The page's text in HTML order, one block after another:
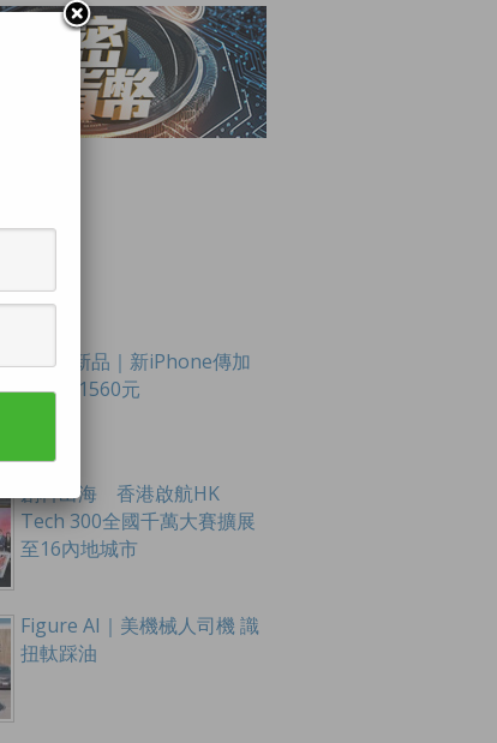
Apple新品｜新iPhone傳加
價最多1560元
創科出海 香港啟航HK
Tech 300全國千萬大賽擴展
至16內地城市
Figure AI｜美機械人司機 識
扭軚踩油